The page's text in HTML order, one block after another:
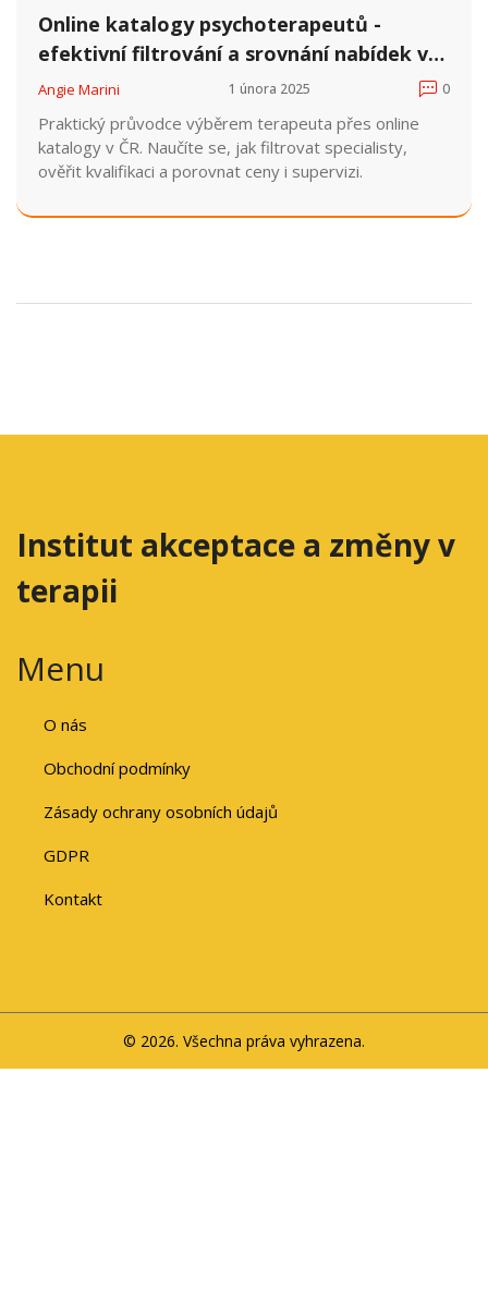
Online katalogy psychoterapeutů -
efektivní filtrování a srovnání nabídek v
ČR
Angie Marini 1 února 2025 0
Praktický průvodce výběrem terapeuta přes online
katalogy v ČR. Naučíte se, jak filtrovat specialisty,
ověřit kvalifikaci a porovnat ceny i supervizi.
Institut akceptace a změny v
terapii
Menu
O nás
Obchodní podmínky
Zásady ochrany osobních údajů
GDPR
Kontakt
© 2026. Všechna práva vyhrazena.